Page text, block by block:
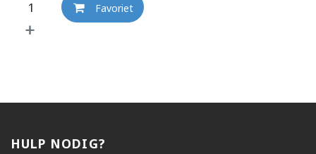
Favoriet
HULP NODIG?